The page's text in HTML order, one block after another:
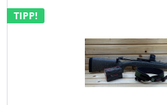
TIPP!